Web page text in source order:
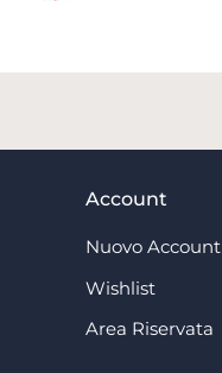
Account
Nuovo Account
Wishlist
Area Riservata